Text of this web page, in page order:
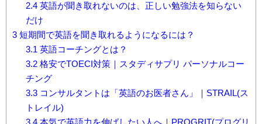
2.4英語が聞き取れないのは、正しい勉強法を知らない
だけ
3 短期間で英語を聞き取れるようになるには？
3.1 英語コーチングとは？
3.2格安でTOECI対策｜スタディサプリ パーソナルコー
チング
3.3コンサルタントは「英語のお医者さん」｜STRAIL(ス
トレイル)
3.4本気で英語力を伸ばしたい人へ｜PROGRIT(プログリ